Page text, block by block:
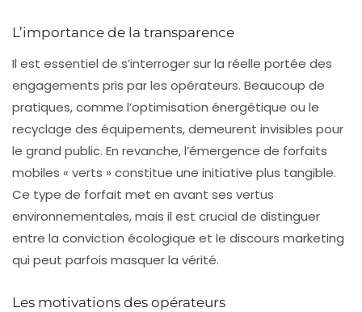
L’importance de la transparence
Il est essentiel de s’interroger sur la réelle portée des
engagements pris par les opérateurs. Beaucoup de
pratiques, comme l’optimisation énergétique ou le
recyclage des équipements, demeurent invisibles pour
le grand public. En revanche, l’émergence de forfaits
mobiles « verts » constitue une initiative plus tangible.
Ce type de forfait met en avant ses vertus
environnementales, mais il est crucial de distinguer
entre la conviction écologique et le discours marketing
qui peut parfois masquer la vérité.
Les motivations des opérateurs